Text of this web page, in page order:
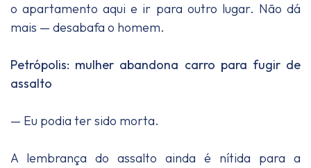
o apartamento aqui e ir para outro lugar. Não dá
mais — desabafa o homem.
Petrópolis: mulher abandona carro para fugir de
assalto
— Eu podia ter sido morta.
A lembrança do assalto ainda é nítida para a